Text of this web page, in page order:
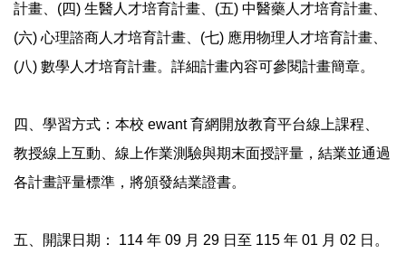
計畫、(四) 生醫人才培育計畫、(五) 中醫藥人才培育計畫、
(六) 心理諮商人才培育計畫、(七) 應用物理人才培育計畫、
(八) 數學人才培育計畫。詳細計畫內容可參閱計畫簡章。
四、學習方式：本校 ewant 育網開放教育平台線上課程、
教授線上互動、線上作業測驗與期末面授評量，結業並通過
各計畫評量標準，將頒發結業證書。
五、開課日期： 114 年 09 月 29 日至 115 年 01 月 02 日。